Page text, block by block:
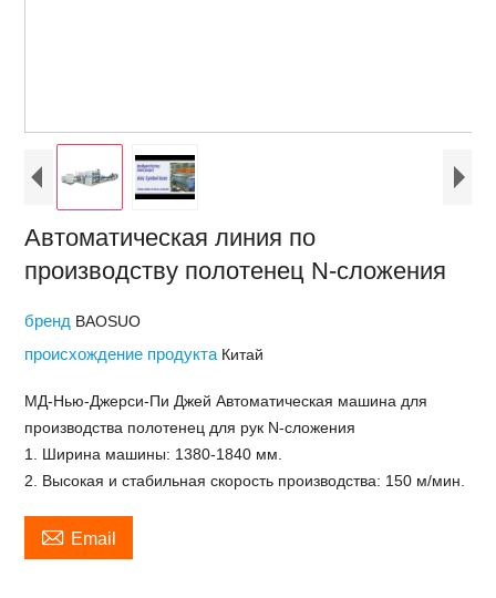
Автоматическая линия по
производству полотенец N-сложения
бренд BAOSUO
происхождение продукта Китай
МД-Нью-Джерси-Пи Джей Автоматическая машина для
производства полотенец для рук N-сложения
1. Ширина машины: 1380-1840 мм.
2. Высокая и стабильная скорость производства: 150 м/мин.
 Email